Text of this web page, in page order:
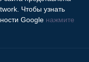
Чтобы узнать
Google нажмите